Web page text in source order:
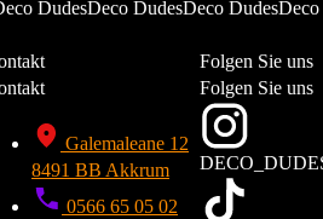
DudesDeco DudesDeco
Galemaleane 12
8491 BB Akkrum
0566 65 05 02
Folgen Sie uns
Folgen Sie uns